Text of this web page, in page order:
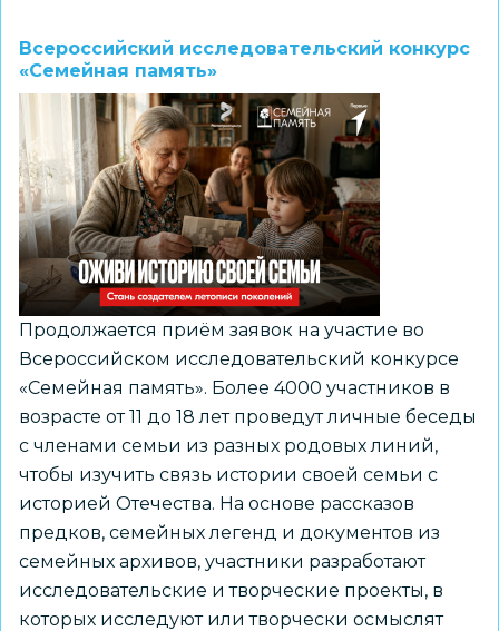
олимпиада
школьников
имени
И.Я.
Верченко
Всероссийский исследовательский конкурс
«Семейная память»
Продолжается приём заявок на участие во
Всероссийском исследовательский конкурсе
«Семейная память». Более 4000 участников в
возрасте от 11 до 18 лет проведут личные беседы
с членами семьи из разных родовых линий,
чтобы изучить связь истории своей семьи с
историей Отечества. На основе рассказов
предков, семейных легенд и документов из
семейных архивов, участники разработают
исследовательские и творческие проекты, в
которых исследуют или творчески осмыслят